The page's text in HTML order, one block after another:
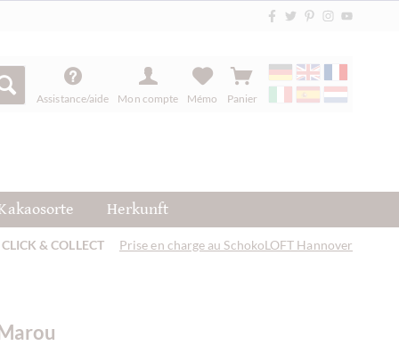
Assistance/aide Mon compte Mémo Panier
Herkunft
CLICK & COLLECT Prise en charge au SchokoLOFT Hannover